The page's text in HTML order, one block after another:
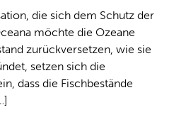
die sich dem Schutz der
möchte die Ozeane
zurückversetzen, wie sie
setzen sich die
dass die Fischbestände